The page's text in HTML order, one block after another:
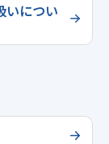
いについ